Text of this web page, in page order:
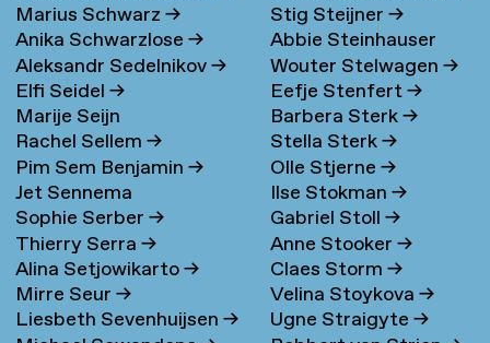
Marius Schwarz→
Anika Schwarzlose→
Aleksandr Sedelnikov→
Elfi Seidel→
Marije Seijn
Rachel Sellem→
Pim Sem Benjamin→
Jet Sennema
Sophie Serber→
Thierry Serra→
Alina Setjowikarto→
Mirre Seur→
Liesbeth Sevenhuijsen→
Stig Steijner→
Abbie Steinhauser
Wouter Stelwagen→
Eefje Stenfert→
Barbera Sterk→
Stella Sterk→
Olle Stjerne→
Ilse Stokman→
Gabriel Stoll→
Anne Stooker→
Claes Storm→
Velina Stoykova→
Ugne Straigyte→